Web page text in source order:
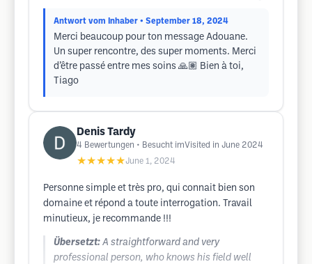
Antwort vom Inhaber • September 18, 2024
Merci beaucoup pour ton message Adouane.
Un super rencontre, des super moments. Merci
d’être passé entre mes soins 🙏🏽 Bien à toi,
Tiago
Denis Tardy
4 Bewertungen • Besucht imVisited in June 2024
★★★★★June 1, 2024
Personne simple et très pro, qui connait bien son
domaine et répond a toute interrogation. Travail
minutieux, je recommande !!!
Übersetzt: A straightforward and very
professional person, who knows his field well